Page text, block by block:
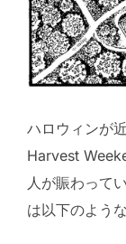
ハロウィンが
Harvest
人が賑わって
は以下のよう